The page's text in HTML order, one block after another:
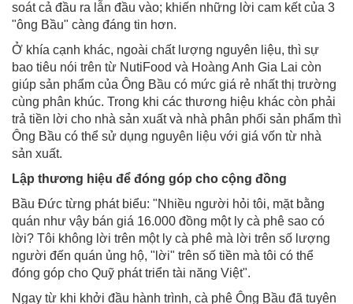
soát cả đầu ra lẫn đầu vào; khiến những lời cam kết của 3
"ông Bầu" càng đáng tin hơn.
Ở khía cạnh khác, ngoài chất lượng nguyên liệu, thì sự
bao tiêu nói trên từ NutiFood và Hoàng Anh Gia Lai còn
giúp sản phẩm của Ông Bầu có mức giá rẻ nhất thị trường
cùng phân khúc. Trong khi các thương hiệu khác còn phải
trả tiền lời cho nhà sản xuất và nhà phân phối sản phẩm thì
Ông Bầu có thể sử dụng nguyên liệu với giá vốn từ nhà
sản xuất.
Lập thương hiệu để đóng góp cho cộng đồng
Bầu Đức từng phát biểu: "Nhiều người hỏi tôi, mặt bằng
quán như vậy bán giá 16.000 đồng một ly cà phê sao có
lời? Tôi không lời trên một ly cà phê mà lời trên số lượng
người đến quán ủng hộ, "lời" trên số tiền mà tôi có thể
đóng góp cho Quỹ phát triển tài năng Việt".
Ngay từ khi khởi đầu hành trình, cà phê Ông Bầu đã tuyên